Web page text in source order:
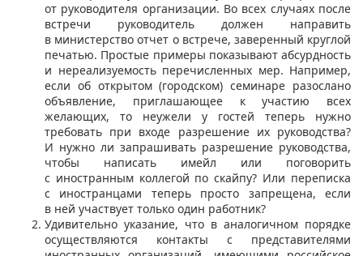
от руководителя организации. Во всех случаях после
встречи руководитель должен направить
в министерство отчет о встрече, заверенный круглой
печатью. Простые примеры показывают абсурдность
и нереализуемость перечисленных мер. Например,
если об открытом (городском) семинаре разослано
объявление, приглашающее к участию всех
желающих, то неужели у гостей теперь нужно
требовать при входе разрешение их руководства?
И нужно ли запрашивать разрешение руководства,
чтобы написать имейл или поговорить
с иностранным коллегой по скайпу? Или переписка
с иностранцами теперь просто запрещена, если
в ней участвует только один работник?
Удивительно указание, что в аналогичном порядке
осуществляются контакты с представителями